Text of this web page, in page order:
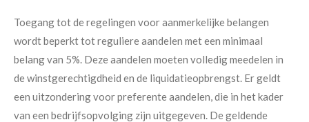
Toegang tot de regelingen voor aanmerkelijke belangen
wordt beperkt tot reguliere aandelen met een minimaal
belang van 5%. Deze aandelen moeten volledig meedelen in
de winstgerechtigdheid en de liquidatieopbrengst. Er geldt
een uitzondering voor preferente aandelen, die in het kader
van een bedrijfsopvolging zijn uitgegeven. De geldende